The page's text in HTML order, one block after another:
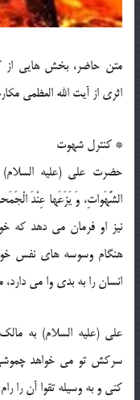
اثری از آیت الله العظمی
* كنترل شهوت
حضرت على (علیه
الشَّهَواتِ، وَ یَزَعَها عِنْدَ
نیز او فرمان مى دهد كه
هنگام وسوسه هاى نفس
انسان را به بدى وا مى
على (علیه السلام) به
سركش تو مى خواهد چموشى
كنى و به وسیله تقوا آن را